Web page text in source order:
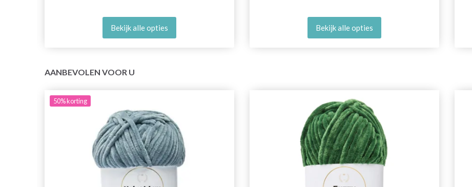
Bekijk alle opties Bekijk alle opties
AANBEVOLEN VOOR U
50%korting